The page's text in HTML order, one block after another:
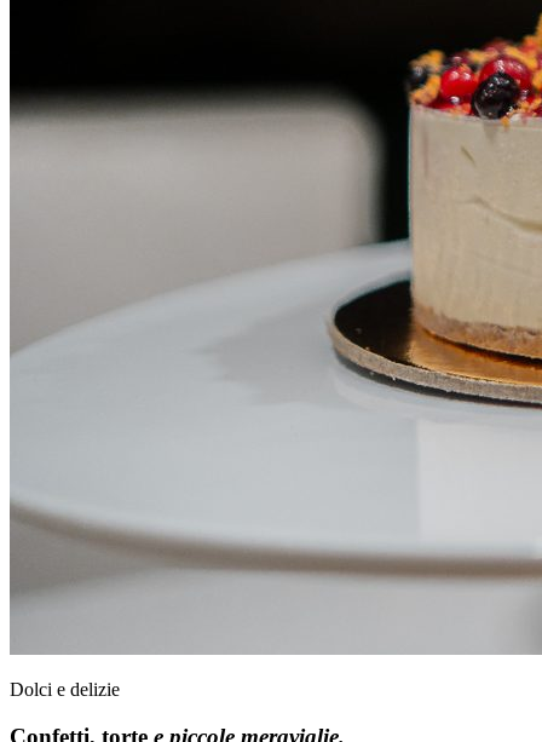
Dolci e delizie
Confetti, torte e piccole meraviglie.